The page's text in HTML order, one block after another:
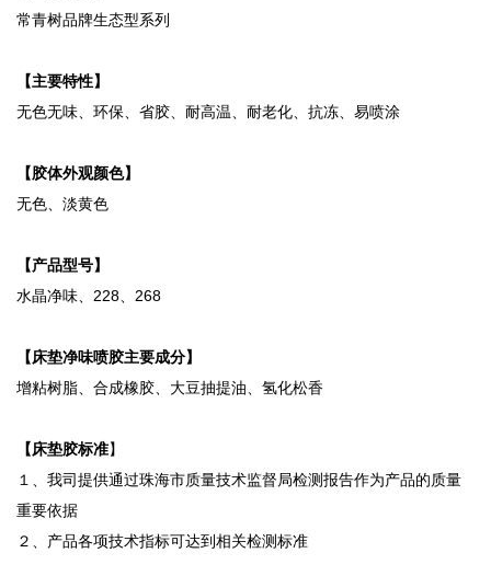
常青树品牌生态型系列
【主要特性】
无色无味、环保、省胶、耐高温、耐老化、抗冻、易喷涂
【胶体外观颜色】
无色、淡黄色
【产品型号】
水晶净味、228、268
【床垫净味喷胶主要成分】
增粘树脂、合成橡胶、大豆抽提油、氢化松香
【床垫胶标准】
１、我司提供通过珠海市质量技术监督局检测报告作为产品的质量
重要依据
２、产品各项技术指标可达到相关检测标准